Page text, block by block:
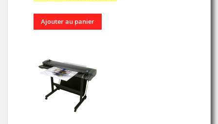
Ajouter au panier